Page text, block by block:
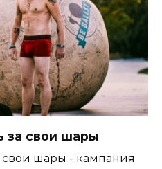
за свои шары
шары - кампания